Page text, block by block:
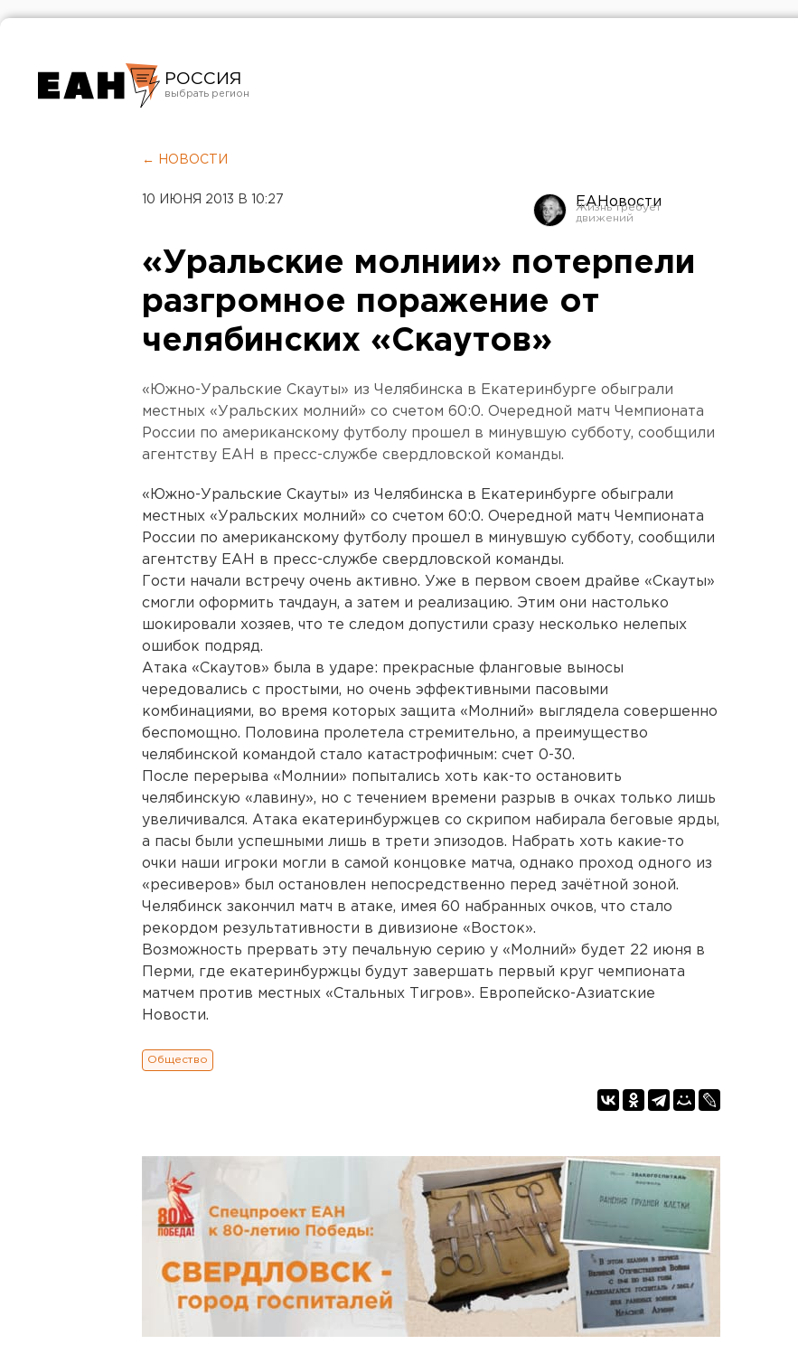
РОССИЯ
Челябинск
← НОВОСТИ
10 ИЮНЯ 2013 В 10:27 ЕАНовости
«Уральские молнии» потерпели
разгромное поражение от
челябинских «Скаутов»
«Южно-Уральские Скауты» из Челябинска в Екатеринбурге обыграли
местных «Уральских молний» со счетом 60:0. Очередной матч Чемпионата
России по американскому футболу прошел в минувшую субботу, сообщили
агентству ЕАН в пресс-службе свердловской команды.
«Южно-Уральские Скауты» из Челябинска в Екатеринбурге обыграли
местных «Уральских молний» со счетом 60:0. Очередной матч Чемпионата
России по американскому футболу прошел в минувшую субботу, сообщили
агентству ЕАН в пресс-службе свердловской команды.
Гости начали встречу очень активно. Уже в первом своем драйве «Скауты»
смогли оформить тачдаун, а затем и реализацию. Этим они настолько
шокировали хозяев, что те следом допустили сразу несколько нелепых
ошибок подряд.
Атака «Скаутов» была в ударе: прекрасные фланговые выносы
чередовались с простыми, но очень эффективными пасовыми
комбинациями, во время которых защита «Молний» выглядела совершенно
беспомощно. Половина пролетела стремительно, а преимущество
челябинской командой стало катастрофичным: счет 0-30.
После перерыва «Молнии» попытались хоть как-то остановить
челябинскую «лавину», но с течением времени разрыв в очках только лишь
увеличивался. Атака екатеринбуржцев со скрипом набирала беговые ярды,
а пасы были успешными лишь в трети эпизодов. Набрать хоть какие-то
очки наши игроки могли в самой концовке матча, однако проход одного из
«ресиверов» был остановлен непосредственно перед зачётной зоной.
Челябинск закончил матч в атаке, имея 60 набранных очков, что стало
рекордом результативности в дивизионе «Восток».
Возможность прервать эту печальную серию у «Молний» будет 22 июня в
Перми, где екатеринбуржцы будут завершать первый круг чемпионата
матчем против местных «Стальных Тигров». Европейско-Азиатские
Новости.
Общество